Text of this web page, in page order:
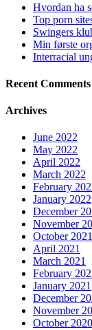
Hvordan ha
Top porn
Swingers
Min første
Interracial
Recent Comments
Archives
June 2022
May 2022
April 2022
March 2022
February
January 2022
December
November
October 2021
April 2021
March 2021
February
January 2021
December
November
October 2020